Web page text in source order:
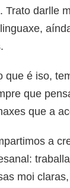
. Trato darlle
que é iso,
que
que a
a
moi